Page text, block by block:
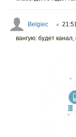
Belgiec ○
вангую: будет